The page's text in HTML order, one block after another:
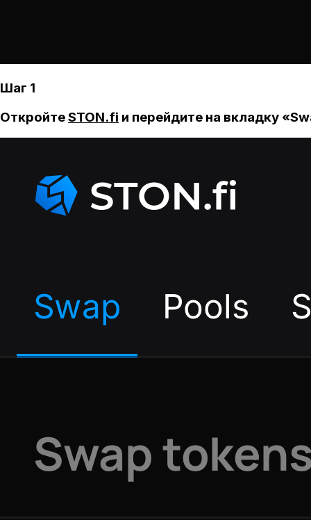
Шаг 1
ОткройтеSTON.fi и перейдите на вкладку